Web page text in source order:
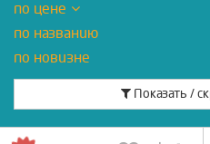
по цене
по названию
по новизне
Показать /